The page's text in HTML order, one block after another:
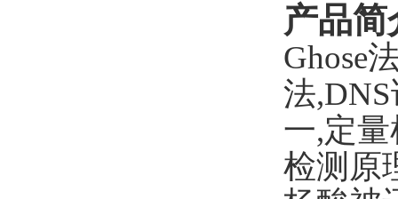
产品简
Ghose
法
一,定
检测原